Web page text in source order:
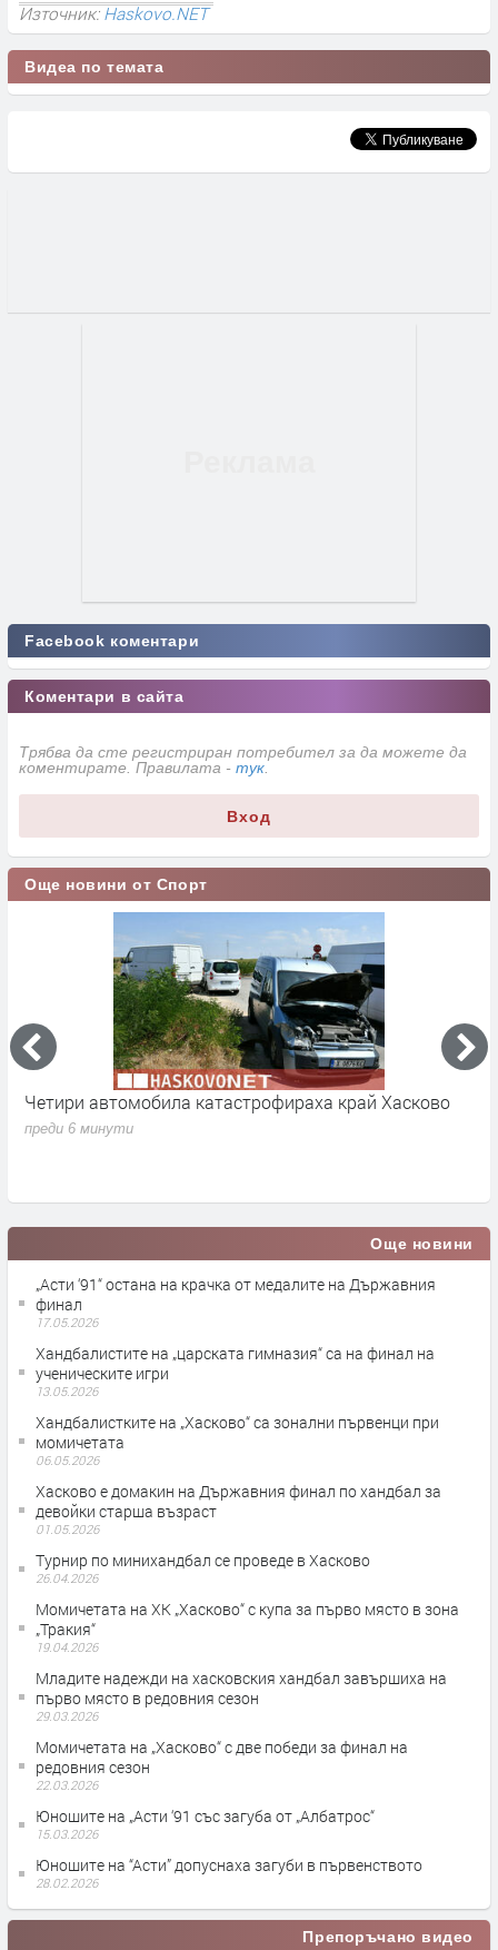
Източник:Haskovo.NET
Видеа по темата
Facebook коментари
Коментари в сайта
Трябва да сте регистриран потребител за да можете да
коментирате. Правилата - тук
Вход
Още новини от Спорт
Четири автомобила катастрофираха край Хасково
преди 6 минути
Още новини
„Асти ‘91“ остана на крачка от медалите на Държавния
финал
17.05.2026
Хандбалистите на „царската гимназия“ са на финал на
ученическите игри
13.05.2026
Хандбалистките на „Хасково“ са зонални първенци при
момичетата
06.05.2026
Хасково е домакин на Държавния финал по хандбал за
девойки старша възраст
01.05.2026
Турнир по минихандбал се проведе в Хасково
26.04.2026
Момичетата на ХК „Хасково“ с купа за първо място в зона
„Тракия“
19.04.2026
Младите надежди на хасковския хандбал завършиха на
първо място в редовния сезон
29.03.2026
Момичетата на „Хасково“ с две победи за финал на
редовния сезон
22.03.2026
Юношите на „Асти ‘91 със загуба от „Албатрос“
15.03.2026
Юношите на “Асти” допуснаха загуби в първенството
28.02.2026
Препоръчано видео